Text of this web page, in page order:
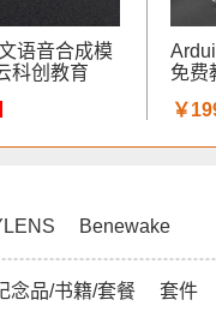
语音合成模
科创教育
免费
￥
Benewake
念品/书籍/套餐 套件